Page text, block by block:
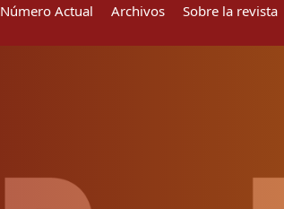
Número Actual Archivos Sobre la revista